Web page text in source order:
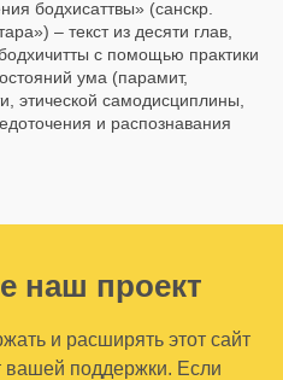
бодхисаттвы» (санскр.
– текст из десяти глав,
с помощью практики
ума (парамит,
этической самодисциплины,
и распознавания
наш проект
и расширять этот сайт
вашей поддержки. Если